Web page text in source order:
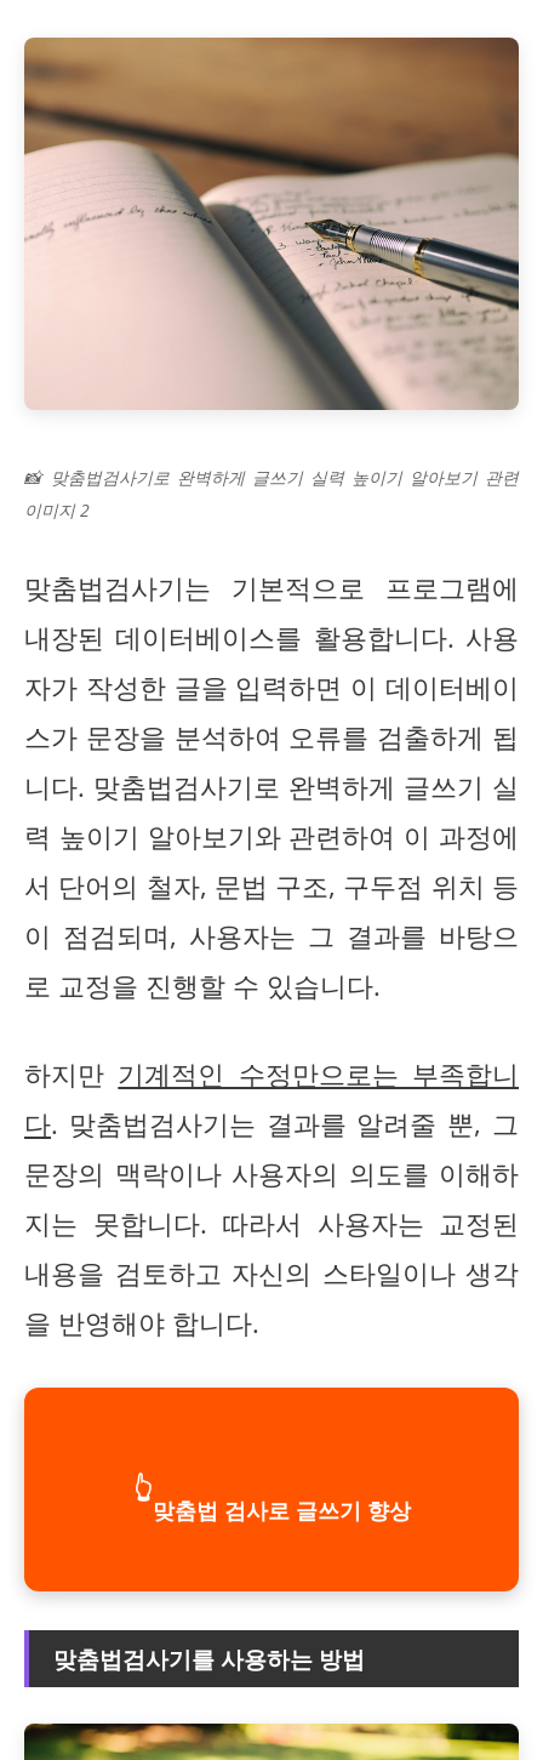
📸 맞춤법검사기로 완벽하게 글쓰기 실력 높이기 알아보기 관련
이미지 2
맞춤법검사기는 기본적으로 프로그램에
내장된 데이터베이스를 활용합니다. 사용
자가 작성한 글을 입력하면 이 데이터베이
스가 문장을 분석하여 오류를 검출하게 됩
니다. 맞춤법검사기로 완벽하게 글쓰기 실
력 높이기 알아보기와 관련하여 이 과정에
서 단어의 철자, 문법 구조, 구두점 위치 등
이 점검되며, 사용자는 그 결과를 바탕으
로 교정을 진행할 수 있습니다.
하지만 기계적인 수정만으로는 부족합니
다. 맞춤법검사기는 결과를 알려줄 뿐, 그
문장의 맥락이나 사용자의 의도를 이해하
지는 못합니다. 따라서 사용자는 교정된
내용을 검토하고 자신의 스타일이나 생각
을 반영해야 합니다.
👆
맞춤법 검사로 글쓰기 향상
맞춤법검사기를 사용하는 방법